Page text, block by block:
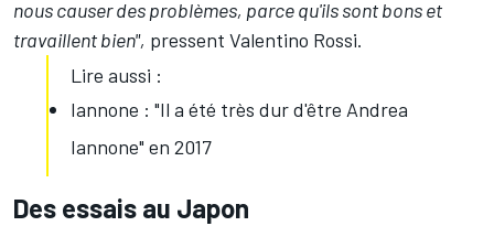
nous causer des problèmes, parce qu'ils sont bons et
travaillent bien", pressent Valentino Rossi.
Lire aussi :
Iannone : "Il a été très dur d'être Andrea
Iannone" en 2017
Des essais au Japon